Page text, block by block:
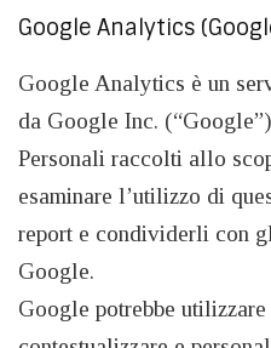
Google Analytics
Google Analytics è un
da Google Inc.
Personali raccolti allo
esaminare l’utilizzo di
report e condividerli con
Google.
Google potrebbe